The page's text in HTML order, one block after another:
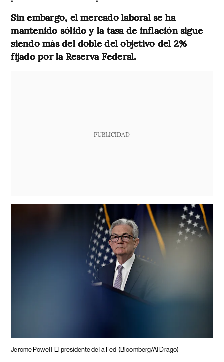
Sin embargo, el mercado laboral se ha
mantenido sólido y la tasa de inflación sigue
siendo más del doble del objetivo del 2%
fijado por la Reserva Federal.
PUBLICIDAD
Jerome Powell El presidente de la Fed (Bloomberg/Al Drago)